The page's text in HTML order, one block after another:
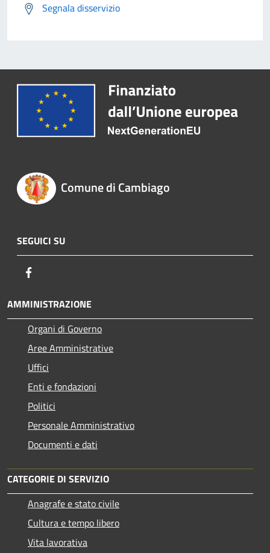
Segnala disservizio
Comune di Cambiago
SEGUICI SU
AMMINISTRAZIONE
Organi di Governo
Aree Amministrative
Uffici
Enti e fondazioni
Politici
Personale Amministrativo
Documenti e dati
CATEGORIE DI SERVIZIO
Anagrafe e stato civile
Cultura e tempo libero
Vita lavorativa